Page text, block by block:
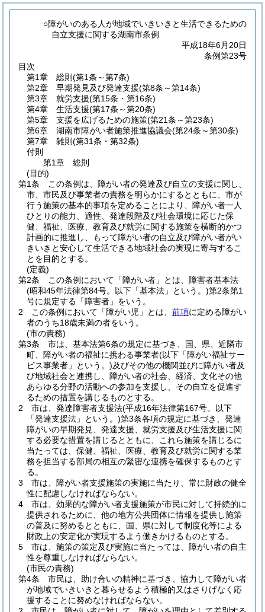
○障がいのある人が地域でいきいきと生活できるための
自立支援に関する湖南市条例
平成18年6月20日
条例第23号
目次
第1章
総則 (第1条～第7条)
第2章
早期発見及び発達支援(第8条～第14条)
第3章
就労支援(第15条・第16条)
第4章
生活支援(第17条～第20条)
第5章
支援を広げるための施策(第21条～第23条)
第6章
湖南市障がい者施策推進協議会(第24条～第30条)
第7章
雑則 (第31条・第32条)
付則
第1章
総則
(目的)
第1条
この条例は、障がい者の発達及び自立の支援に関し、
市、市民及び事業者の責務を明らかにするとともに、市が
行う施策の基本的事項を定めることにより、障がい者一人
ひとりの能力、適性、発達段階及び社会環境に応じた保
健、福祉、医療、教育及び就労に関する施策を横断的かつ
計画的に推進し、もって障がい者の自立及び障がい者がい
きいきと安心して生活できる地域社会の実現に寄与するこ
とを目的とする。
(定義)
第2条
この条例において「障がい者」とは、障害者基本法
(昭和45年法律第84号。以下「基本法」という。)第2条第1
号に規定する「障害者」をいう。
2
この条例において「障がい児」とは、 前項に定める障がい
者のうち18歳未満の者をいう。
(市の責務)
第3条
市は、基本法第6条の規定に基づき、国、県、近隣市
町、障がい者の福祉に携わる事業者(以下「障がい福祉サー
ビス事業者」という。)及びその他の機関並びに障がい者及
び地域社会と連携し、障がい者の社会、経済、文化その他
あらゆる分野の活動への参加を支援し、その自立を促進す
るための措置を講じるものとする。
2
市は、発達障害者支援法(平成16年法律第167号。以下
「発達支援法」という。)第3条各項の規定に基づき、発達
障がいの早期発見、発達支援、就労支援及び生活支援に関
する必要な措置を講じるとともに、これら施策を講じるに
当たっては、保健、福祉、医療、教育及び就労に関する業
務を担当する部局の相互の緊密な連携を確保するものとす
る。
3
市は、障がい者支援施策の実施に当たり、常に財政の健全
性に配慮しなければならない。
4
市は、効果的な障がい者支援施策が市民に対して持続的に
提供されるために、他の地方公共団体に情報を提供し施策
の普及に努めるとともに、国、県に対して制度化等による
財政上の安定化が実現するよう働きかけるものとする。
5
市は、施策の策定及び実施に当たっては、障がい者の自主
性を尊重しなければならない。
(市民の責務)
第4条
市民は、助け合いの精神に基づき、協力して障がい者
が地域でいきいきと暮らせるよう積極的又はさりげなく応
援することに努めなければならない。